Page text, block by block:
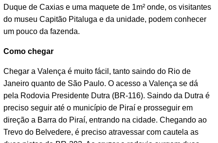
Duque de Caxias e uma maquete de 1m² onde, os visitantes
do museu Capitão Pitaluga e da unidade, podem conhecer
um pouco da fazenda.
Como chegar
Chegar a Valença é muito fácil, tanto saindo do Rio de
Janeiro quanto de São Paulo. O acesso a Valença se dá
pela Rodovia Presidente Dutra (BR-116). Saindo da Dutra é
preciso seguir até o município de Piraí e prosseguir em
direção a Barra do Piraí, entrando na cidade. Chegando ao
Trevo do Belvedere, é preciso atravessar com cautela as